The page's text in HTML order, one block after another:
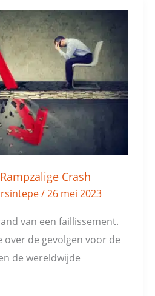
Crash
/26 mei 2023
van een faillissement.
de gevolgen voor de
de wereldwijde